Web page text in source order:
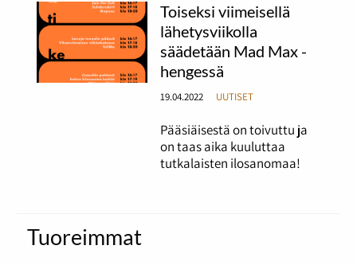
Toiseksi viimeisellä
lähetysviikolla
säädetään Mad Max -
hengessä
19.04.2022 UUTISET
Pääsiäisestä on toivuttu ja
on taas aika kuuluttaa
tutkalaisten ilosanomaa!
Tuoreimmat